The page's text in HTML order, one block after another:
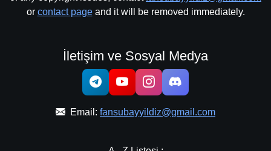
or contact pageand it will be removed immediately.
İletişim ve Sosyal Medya
Email: fansubayyildiz@gmail.com